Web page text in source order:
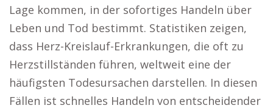
Lage kommen, in der sofortiges Handeln über
Leben und Tod bestimmt. Statistiken zeigen,
dass Herz-Kreislauf-Erkrankungen, die oft zu
Herzstillständen führen, weltweit eine der
häufigsten Todesursachen darstellen. In diesen
Fällen ist schnelles Handeln von entscheidender